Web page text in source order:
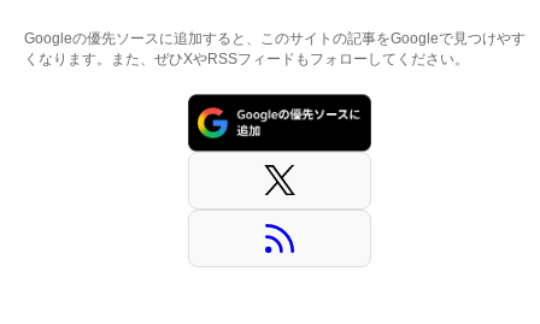
Googleの優先ソースに追加すると、このサイトの記事をGoogleで見つけやす
くなります。また、ぜひXやRSSフィードもフォローしてください。